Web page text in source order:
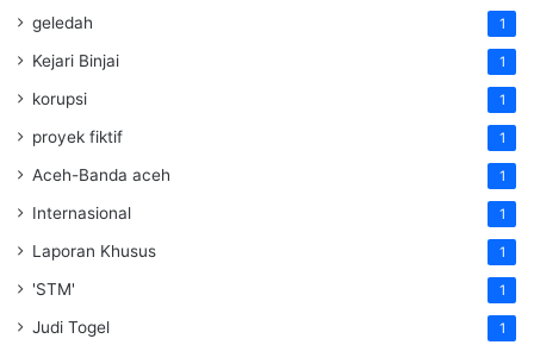
geledah 1
Kejari Binjai 1
korupsi 1
proyek fiktif 1
Aceh-Banda aceh 1
Internasional 1
Laporan Khusus 1
'STM' 1
Judi Togel 1